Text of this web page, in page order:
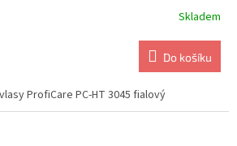
Skladem
Do košíku
ProfiCare PC-HT 3045 fialový